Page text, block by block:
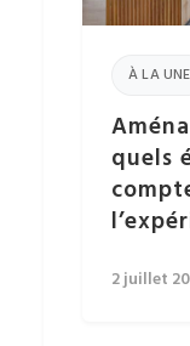
À LA UNE
quels
2 juillet